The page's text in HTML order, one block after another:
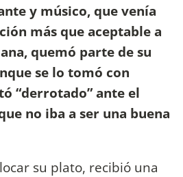
y músico, que venía
más que aceptable a
quemó parte de su
se lo tomó con
“derrotado” ante el
no iba a ser una buena
su plato, recibió una